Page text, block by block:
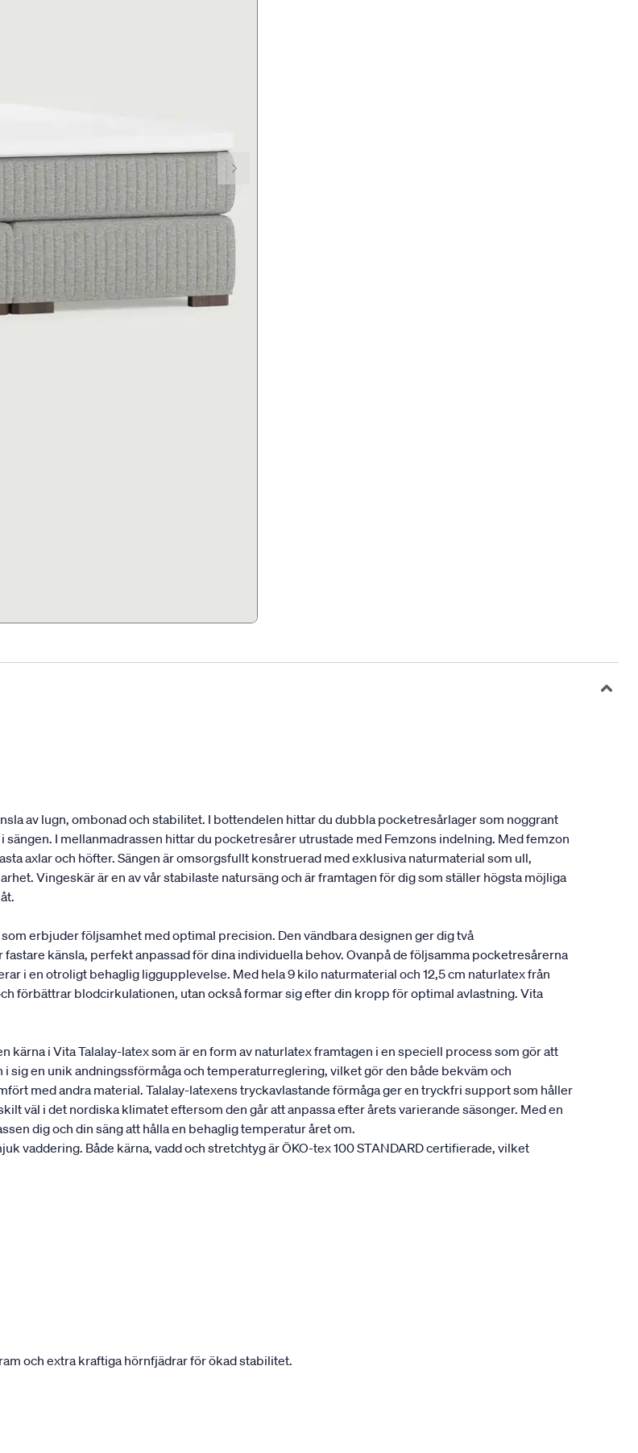
av lugn, ombonad och stabilitet. I bottendelen hittar du dubbla pocketresårlager som noggrant
I mellanmadrassen hittar du pocketresårer utrustade med Femzons indelning. Med femzon
axlar och höfter. Sängen är omsorgsfullt konstruerad med exklusiva naturmaterial som ull,
Vingeskär är en av vår stabilaste natursäng och är framtagen för dig som ställer högsta möjliga
erbjuder följsamhet med optimal precision. Den vändbara designen ger dig två
känsla, perfekt anpassad för dina individuella behov. Ovanpå de följsamma pocketresårerna
i en otroligt behaglig liggupplevelse. Med hela 9 kilo naturmaterial och 12,5 cm naturlatex från
förbättrar blodcirkulationen, utan också formar sig efter din kropp för optimal avlastning. Vita
kärna i Vita Talalay-latex som är en form av naturlatex framtagen i en speciell process som gör att
sig en unik andningssförmåga och temperaturreglering, vilket gör den både bekväm och
med andra material. Talalay-latexens tryckavlastande förmåga ger en tryckfri support som håller
väl i det nordiska klimatet eftersom den går att anpassa efter årets varierande säsonger. Med en
dig och din säng att hålla en behaglig temperatur året om.
vaddering. Både kärna, vadd och stretchtyg är ÖKO-tex 100 STANDARD certifierade, vilket
och extra kraftiga hörnfjädrar för ökad stabilitet.